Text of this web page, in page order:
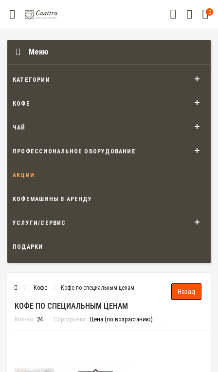
0
Меню
КАТЕГОРИИ
КОФЕ
ЧАЙ
ПРОФЕССИОНАЛЬНОЕ ОБОРУДОВАНИЕ
АКЦИИ
КОФЕМАШИНЫ В АРЕНДУ
УСЛУГИ/СЕРВИС
ПОДАРКИ
Кофе Кофе по специальным ценам
КОФЕ ПО СПЕЦИАЛЬНЫМ ЦЕНАМ
Кол-во: Сортировка: